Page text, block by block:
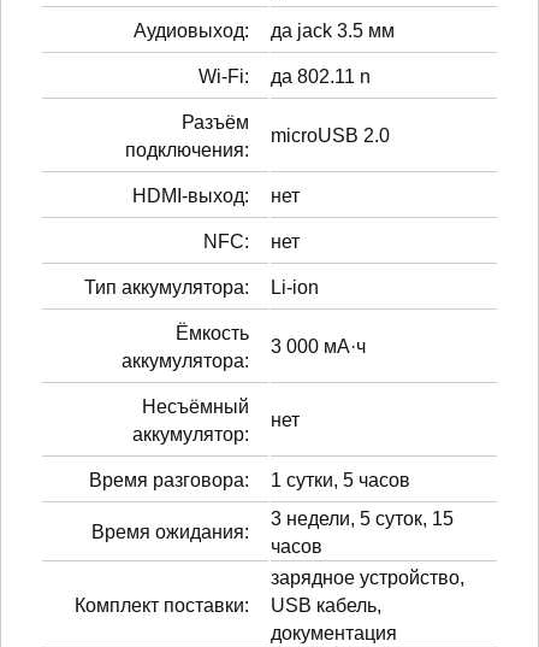
Аудиовыход: да jack 3.5 мм
Wi-Fi: да 802.11 n
Разъём
подключения:
microUSB 2.0
HDMI-выход: нет
NFC: нет
Тип аккумулятора: Li-ion
Ёмкость
аккумулятора:
3 000 мА·ч
Несъёмный
аккумулятор:
нет
Время разговора: 1 сутки, 5 часов
Время ожидания:
3 недели, 5 суток, 15
часов
Комплект поставки:
зарядное устройство,
USB кабель,
документация